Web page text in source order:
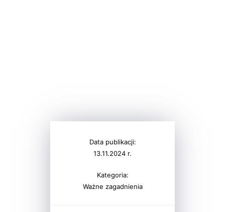
Data publikacji:
13.11.2024 r.
Kategoria:
Ważne zagadnienia